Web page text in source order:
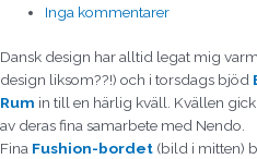
Inga kommentarer
Dansk design har alltid legat mig
design liksom??!) och i torsdags bjöd
Rum in till en härlig kväll. Kvällen
av deras fina samarbete med Nendo.
Fina Fushion-bordet (bild i mitten)